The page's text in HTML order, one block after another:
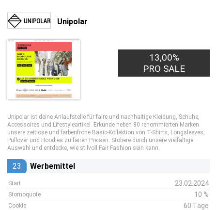
Unipolar
13,00%
PRO SALE
Unipolar ist deine Anlaufstelle für faire und nachhaltige Kleidung, Schuhe,
Accessoires und Lifestyleartikel. Erkunde neben 80 renommierten Marken
unsere zeitlose und farbenfrohe Basic-Kollektion von T-Shirts, Longsleeves,
Pullover und Hoodies zu fairen Preisen. Stöbere durch unsere vielfältige
Auswahl und entdecke, wie stilvoll Fair Fashion sein kann.
23 Werbemittel
Start 23.02.2024
Stornoquote 10 %
Cookie 60 Tage